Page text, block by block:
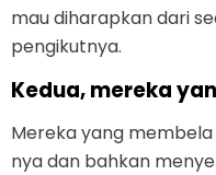
mau diharapkan dari
pengikutnya.
Kedua, mereka
Mereka yang
nya dan bahkan